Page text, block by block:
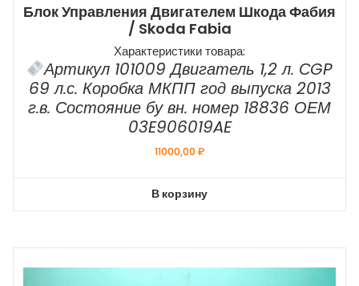
Блок Управления Двигателем Шкода Фабия
/ Skoda Fabia
Характеристики товара:
Артикул 101009 Двигатель 1,2 л. СGP
69 л.с. Коробка МКПП год выпуска 2013
г.в. Состояние бу вн. номер 18836 ОЕМ
03E906019AE
11000,00₽
В корзину